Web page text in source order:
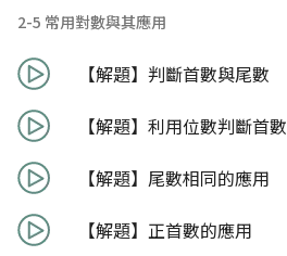
2-5 常用對數與其應用
【解題】判斷首數與尾數
【解題】利用位數判斷首數
【解題】尾數相同的應用
【解題】正首數的應用